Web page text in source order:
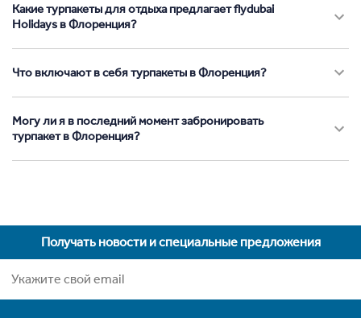
Какие турпакеты для отдыха предлагает flydubai
Holidays в Флоренция?
Что включают в себя турпакеты в Флоренция?
Могу ли я в последний момент забронировать
турпакет в Флоренция?
Получать новости и специальные предложения